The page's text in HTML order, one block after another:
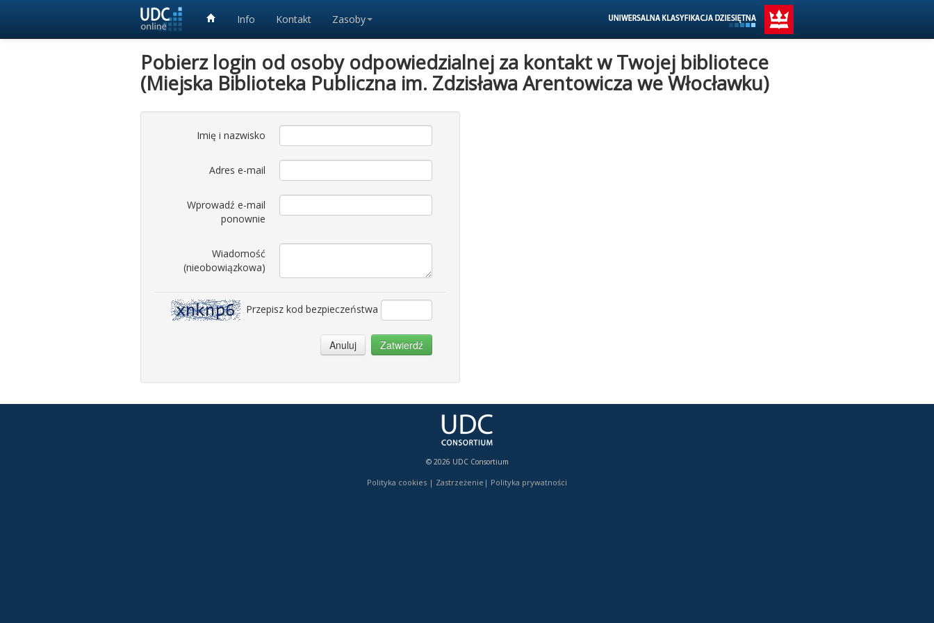
Info Kontakt Zasoby
Pobierz login od osoby odpowiedzialnej za kontakt w Twojej bibliotece
(Miejska Biblioteka Publiczna im. Zdzisława Arentowicza we Włocławku)
Imię i nazwisko
Adres e-mail
Wprowadź e-mail
ponownie
Wiadomość
(nieobowiązkowa)
Przepisz kod bezpieczeństwa
Anuluj Zatwierdź
© 2026 UDC Consortium
Polityka cookies | Zastrzeżenie | Polityka prywatności